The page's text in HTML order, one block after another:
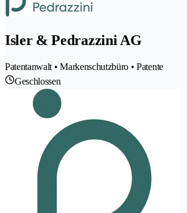
Isler & Pedrazzini AG
Patentanwalt • Markenschutzbüro • Patente
Geschlossen